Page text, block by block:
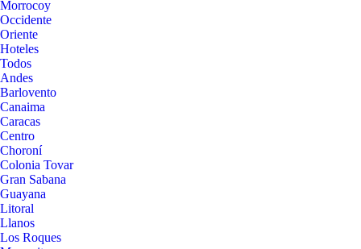
Morrocoy
Occidente
Oriente
Hoteles
Todos
Andes
Barlovento
Canaima
Caracas
Centro
Choroní
Colonia Tovar
Gran Sabana
Guayana
Litoral
Llanos
Los Roques